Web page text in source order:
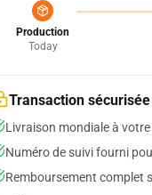
Production
Today
Transaction sécurisée
Livraison mondiale à
Numéro de suivi fourni
Remboursement complet